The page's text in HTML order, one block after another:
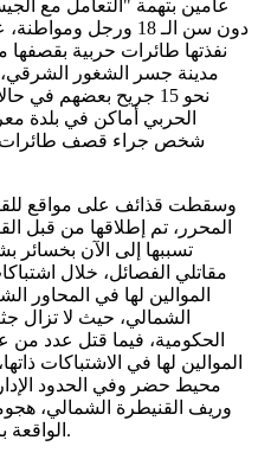
دون سن الـ 18 ورجل
نفذتها طائرات حربية
مدينة جسر الشغور الشرقي،
نحو 15 جريح بعضهم
الحربي أماكن في بلدة
شخص جراء قصف طائرات
وسقطت قذائف على مواقع
المحرر، تم إطلاقها من قبل
مقاتلي الفصائل، خلال
الموالين لها في المحاور
الشمالي، حيث لا تزال
الحكومية، فيما قتل عدد من
الموالين لها في الاشتباكات
محيط حضر وفي الحدود
وريف القنيطرة الشمالي،
الواقعة بالقطاع الشمالي من ريف القنيطرة.